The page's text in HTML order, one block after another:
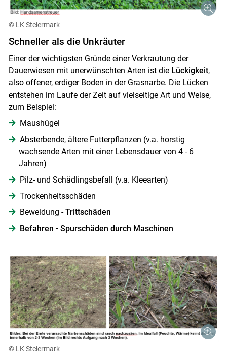
© LK Steiermark
Schneller als die Unkräuter
Einer der wichtigsten Gründe einer Verkrautung der
Dauerwiesen mit unerwünschten Arten ist die Lückigkeit,
also offener, erdiger Boden in der Grasnarbe. Die Lücken
entstehen im Laufe der Zeit auf vielseitige Art und Weise,
zum Beispiel:
Maushügel
Absterbende, ältere Futterpflanzen (v.a. horstig
wachsende Arten mit einer Lebensdauer von 4 - 6
Jahren)
Pilz- und Schädlingsbefall (v.a. Kleearten)
Trockenheitsschäden
Beweidung -Trittschäden
Befahren - Spurschäden durch Maschinen
© LK Steiermark